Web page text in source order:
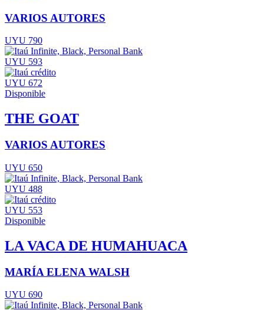
VARIOS AUTORES
UYU 790
UYU 593
UYU 672
Disponible
THE GOAT
VARIOS AUTORES
UYU 650
UYU 488
UYU 553
Disponible
LA VACA DE HUMAHUACA
MARÍA ELENA WALSH
UYU 690